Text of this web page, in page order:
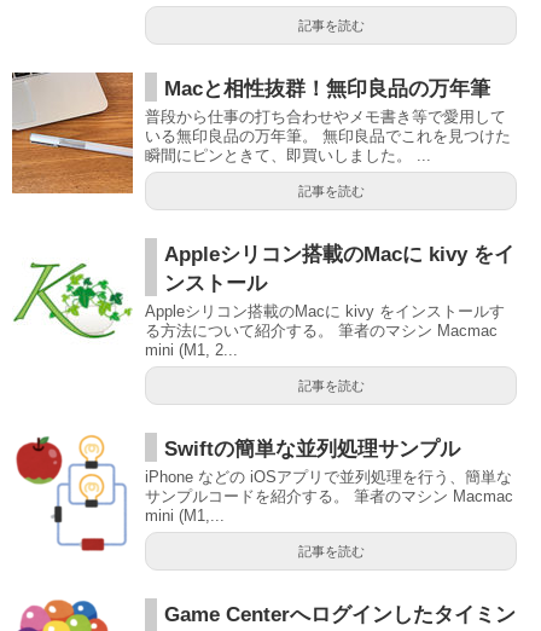
記事を読む
Macと相性抜群！無印良品の万年筆
普段から仕事の打ち合わせやメモ書き等で愛用して
いる無印良品の万年筆。 無印良品でこれを見つけた
瞬間にピンときて、即買いしました。 ...
記事を読む
Appleシリコン搭載のMacに kivy をイ
ンストール
Appleシリコン搭載のMacに kivy をインストールす
る方法について紹介する。 筆者のマシン Macmac
mini (M1, 2...
記事を読む
Swiftの簡単な並列処理サンプル
iPhone などの iOSアプリで並列処理を行う、簡単な
サンプルコードを紹介する。 筆者のマシン Macmac
mini (M1,...
記事を読む
Game Centerへログインしたタイミン